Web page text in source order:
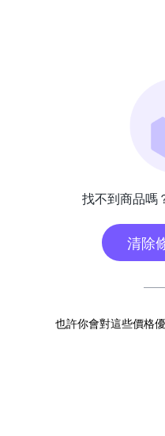
找不到商品嗎
清除
也許你會對這些價格